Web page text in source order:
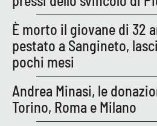
Catanzaro
Crotone
Vibo Valentia
Reggio Calabria
È morto il giovane di 32
pestato a Sangineto,
pochi mesi
Andrea Minasi, le
Torino, Roma e Milano